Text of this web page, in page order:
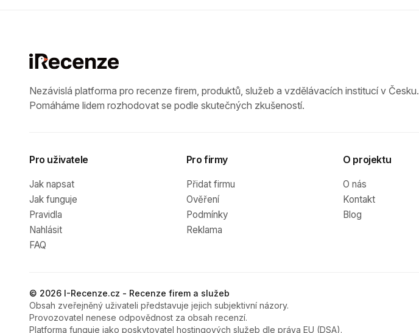
Nezávislá platforma pro recenze firem, produktů, služeb a vzdělávacích institucí v Česku.
Pomáháme lidem rozhodovat se podle skutečných zkušeností.
Pro uživatele
Jak napsat
Jak funguje
Pravidla
Nahlásit
FAQ
Pro firmy
Přidat firmu
Ověření
Podmínky
Reklama
O projektu
O nás
Kontakt
Blog
© 2026 I-Recenze.cz - Recenze firem a služeb
Obsah zveřejněný uživateli představuje jejich subjektivní názory.
Provozovatel nenese odpovědnost za obsah recenzí.
Platforma funguje jako poskytovatel hostingových služeb dle práva EU (DSA).